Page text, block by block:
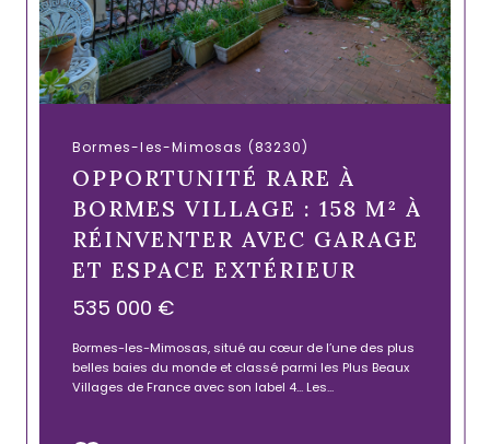
Bormes-les-Mimosas (83230)
OPPORTUNITÉ RARE À
BORMES VILLAGE : 158 M² À
RÉINVENTER AVEC GARAGE
ET ESPACE EXTÉRIEUR
535 000 €
Bormes-les-Mimosas, situé au cœur de l’une des plus
belles baies du monde et classé parmi les Plus Beaux
Villages de France avec son label 4... Les...